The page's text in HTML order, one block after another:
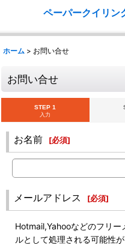
ペーパークイリン
ホーム > お問い合せ
お問い合せ
STEP 1
入力
お名前 [必須]
メールアドレス [必須]
Hotmail,Yahooなどのフリ
ルとして処理される可能性